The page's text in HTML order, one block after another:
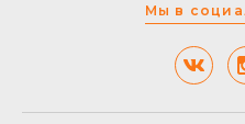
Мы в